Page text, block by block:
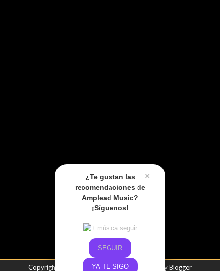
×
¿Te gustan las
recomendaciones de
Amplead Music?
¡Síguenos!
SEGUIR
YA TE SIGO
Copyright © Amplead Music| Powered byBlogger